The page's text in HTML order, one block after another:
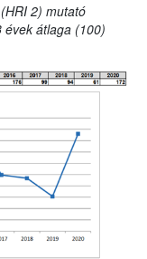
2) mutató
átlaga (100)